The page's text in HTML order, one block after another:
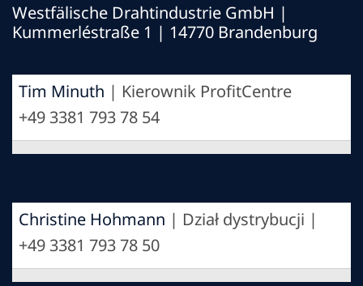
Westfälische Drahtindustrie GmbH |
Kummerléstraße 1 | 14770 Brandenburg
Tim Minuth | Kierownik ProfitCentre
+49 3381 793 78 54
Christine Hohmann | Dział dystrybucji |
+49 3381 793 78 50